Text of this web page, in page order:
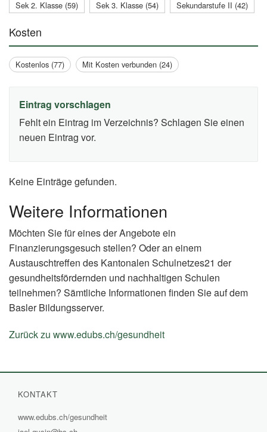
Keine Einträge gefunden.
Weitere Informationen
Möchten Sie für eines der Angebote ein
Finanzierungsgesuch stellen? Oder an einem
Austauschtreffen des Kantonalen Schulnetzes21 der
gesundheitsfördernden und nachhaltigen Schulen
teilnehmen? Sämtliche Informationen finden Sie auf dem
Basler Bildungsserver.
Zurück zu www.edubs.ch/gesundheit
Sek 2. Klasse (59)
Sek 3. Klasse (54) Sekundarstufe II (42)
Kosten
Kostenlos (77) Mit Kosten verbunden (24)
Eintrag vorschlagen
Fehlt ein Eintrag im Verzeichnis? Schlagen Sie einen
neuen Eintrag vor.
KONTAKT
www.edubs.ch/gesundheit